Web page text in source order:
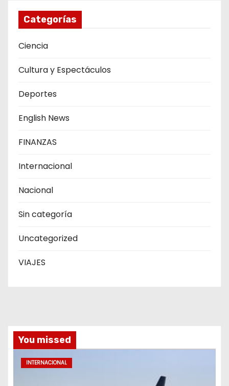
Categorías
Ciencia
Cultura y Espectáculos
Deportes
English News
FINANZAS
Internacional
Nacional
Sin categoría
Uncategorized
VIAJES
You missed
INTERNACIONAL